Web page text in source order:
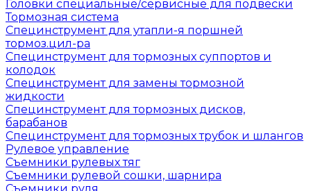
Головки специальные/сервисные для подвески
Тормозная система
Специнструмент для утапли-я поршней
тормоз.цил-ра
Специнструмент для тормозных суппортов и
колодок
Специнструмент для замены тормозной
жидкости
Специнструмент для тормозных дисков,
барабанов
Специнструмент для тормозных трубок и шлангов
Рулевое управление
Съемники рулевых тяг
Съемники рулевой сошки, шарнира